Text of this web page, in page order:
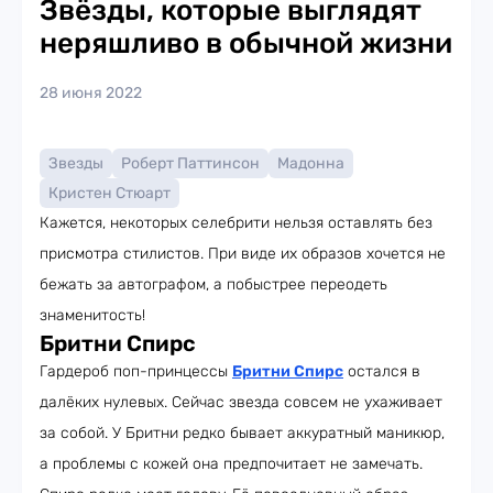
Звёзды, которые выглядят
неряшливо в обычной жизни
28 июня 2022
Звезды Роберт Паттинсон
Мадонна
Кристен Стюарт
Кажется, некоторых селебрити нельзя оставлять без
присмотра стилистов. При виде их образов хочется не
бежать за автографом, а побыстрее переодеть
знаменитость!
Бритни Спирс
Гардероб поп-принцессы Бритни Спирс остался в
далёких нулевых. Сейчас звезда совсем не ухаживает
за собой. У Бритни редко бывает аккуратный маникюр,
а проблемы с кожей она предпочитает не замечать.